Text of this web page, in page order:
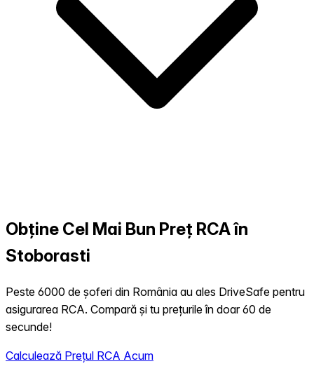
Obține Cel Mai Bun Preț RCA în
Stoborasti
Peste 6000 de șoferi din România au ales DriveSafe pentru
asigurarea RCA. Compară și tu prețurile în doar 60 de
secunde!
Calculează Prețul RCA Acum